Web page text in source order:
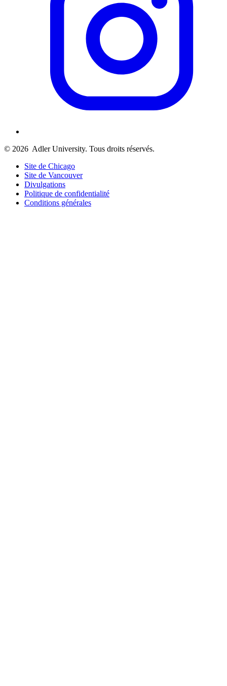
© 2026 Adler University. Tous droits réservés.
Site de Chicago
Site de Vancouver
Divulgations
Politique de confidentialité
Conditions générales